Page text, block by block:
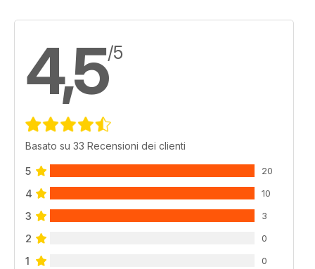
4,5/5
Basato su 33 Recensioni dei clienti
5 20
4 10
3 3
2 0
1 0